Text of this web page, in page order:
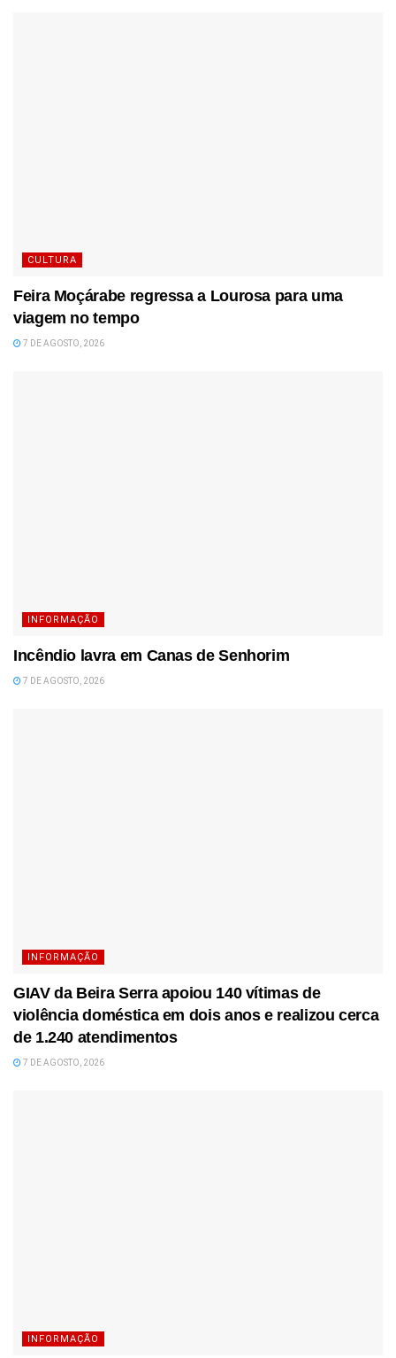
CULTURA
Feira Moçárabe regressa a Lourosa para uma
viagem no tempo
7 DE AGOSTO, 2026
INFORMAÇÃO
Incêndio lavra em Canas de Senhorim
7 DE AGOSTO, 2026
INFORMAÇÃO
GIAV da Beira Serra apoiou 140 vítimas de
violência doméstica em dois anos e realizou cerca
de 1.240 atendimentos
7 DE AGOSTO, 2026
INFORMAÇÃO